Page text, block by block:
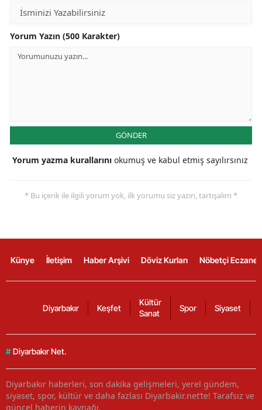
Yorum Yazın (500 Karakter)
GÖNDER
Yorum yazma kurallarını okumuş ve kabul etmiş sayılırsınız
* Bu içerik ile ilgili yorum yok, ilk yorumu siz yazın, tartışalım *
Künye İletişim Haber Arşivi Döviz Kurları Nöbetçi
Diyarbakır Keşfet
Kültür
Sanat
Spor Siyaset
# Diyarbakır Net.
Diyarbakır haberleri, son dakika gelişmeleri, yerel gündem,
siyaset, spor, kültür ve daha fazlası Diyarbakir.net’te! Tarafsız ve
güncel haberin kaynağı.